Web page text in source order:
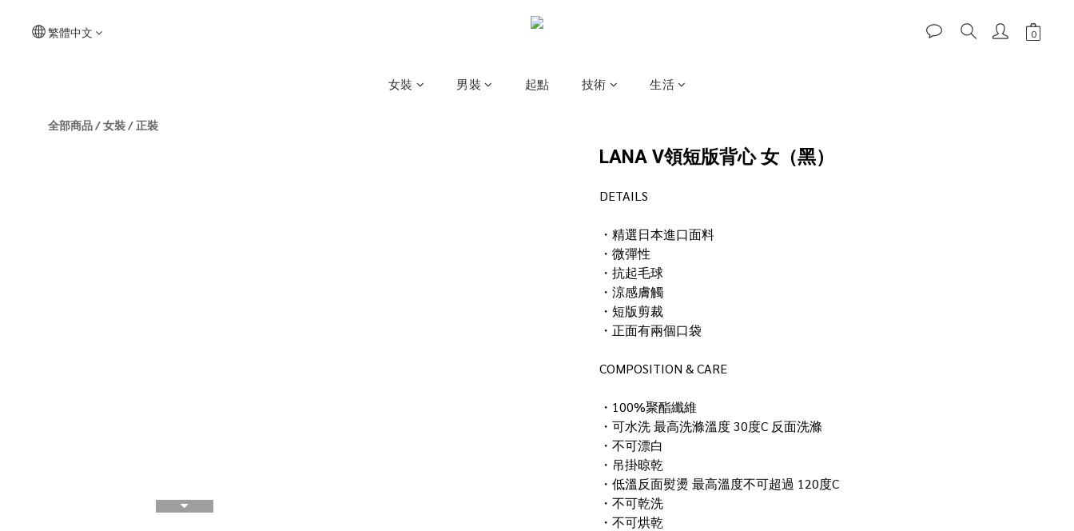
繁體中文
女裝 男裝 起點 技術 生活
全部商品/女裝/正裝
LANA V領短版背心 女（黑）
DETAILS
・精選日本進口面料
・微彈性
・抗起毛球
・涼感膚觸
・短版剪裁
・正面有兩個口袋
COMPOSITION & CARE
・100%聚酯纖維
・可水洗 最高洗滌溫度 30度C 反面洗滌
・不可漂白
・吊掛晾乾
・低溫反面熨燙 最高溫度不可超過 120度C
・不可乾洗
・不可烘乾
立即購買